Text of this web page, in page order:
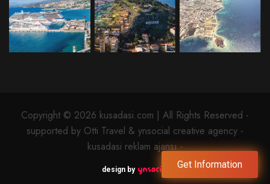
Copyright © 2026 kusadasi.com | All Rights Reserved -
supported by Otti Travel & ynsocial creative agency -
kusadasi reklam ajansı -
design by Get Information